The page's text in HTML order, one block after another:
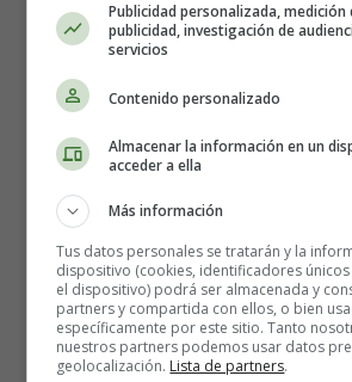
Han saltado las
de toda la
porque en la pequeña
se ha despertado un
Publicidad personalizada,
publicidad, investigación de
servicios
Contenido personalizado
Almacenar la información en un
acceder a ella
Más información
Tus datos personales se tratarán y la
dispositivo (cookies, identificadores
el dispositivo) podrá ser almacenada y
partners y compartida con ellos, o bien
específicamente por este sitio. Tanto
nuestros partners podemos usar datos
geolocalización. Lista de partners.